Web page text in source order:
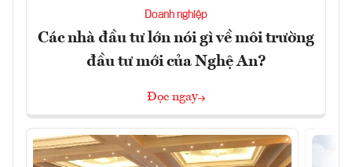
Doanh nghiệp
Các nhà đầu tư lớn nói gì về môi trường
đầu tư mới của Nghệ An?
Đọc ngay